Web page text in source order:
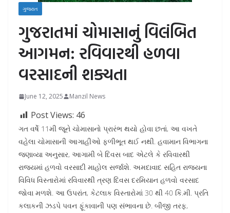
ગુજરાત
ગુજરાતમાં ચોમાસાનું વિલંબિત
આગમન: રવિવારથી હળવા
વરસાદની શક્યતા
June 12, 2025 Manzil News
Post Views: 46
ગત વર્ષે 11મી જૂને ચોમાસાનો પ્રારંભ થયો હોવા છતાં, આ વખતે
વહેલા ચોમાસાની આગાહીઓ ફળીભૂત થઈ નથી. હવામાન વિભાગના
જણાવ્યા અનુસાર, આગામી બે દિવસ બાદ એટલે કે રવિવારથી
રાજ્યમાં હળવો વરસાદી માહોલ સર્જાશે. અમદાવાદ સહિત રાજ્યના
વિવિધ વિસ્તારોમાં રવિવારથી ત્રણ દિવસ દરમિયાન હળવો વરસાદ
જોવા મળશે. આ ઉપરાંત, કેટલાક વિસ્તારોમાં 30 થી 40 કિ.મી. પ્રતિ
કલાકની ઝડપે પવન ફૂંકાવાની પણ સંભાવના છે. બીજી તરફ,